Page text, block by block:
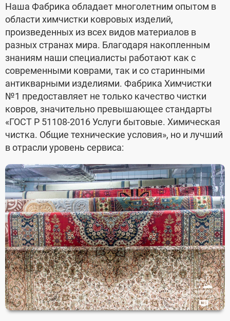
Наша Фабрика обладает многолетним опытом в
области химчистки ковровых изделий,
произведенных из всех видов материалов в
разных странах мира. Благодаря накопленным
знаниям наши специалисты работают как с
современными коврами, так и со старинными
антикварными изделиями. Фабрика Химчистки
№1 предоставляет не только качество чистки
ковров, значительно превышающее стандарты
«ГОСТ Р 51108-2016 Услуги бытовые. Химическая
чистка. Общие технические условия», но и лучший
в отрасли уровень сервиса: